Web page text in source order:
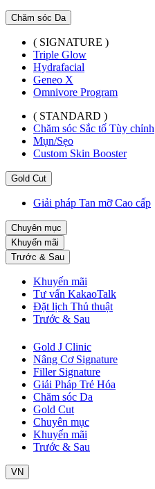
Chăm sóc Da
( SIGNATURE )
Triple Glow
Hydrafacial
Geneo X
Omnivore Program
( STANDARD )
Chăm sóc Sắc tố Tùy chỉnh
Mụn/Sẹo
Custom Skin Booster
Gold Cut
Giải pháp Tan mỡ Cao cấp
Chuyên mục
Khuyến mãi
Trước & Sau
Khuyến mãi
Tư vấn KakaoTalk
Đặt lịch Thủ thuật
Trước & Sau
Gold J Clinic
Nâng Cơ Signature
Filler Signature
Giải Pháp Trẻ Hóa
Chăm sóc Da
Gold Cut
Chuyên mục
Khuyến mãi
Trước & Sau
VN